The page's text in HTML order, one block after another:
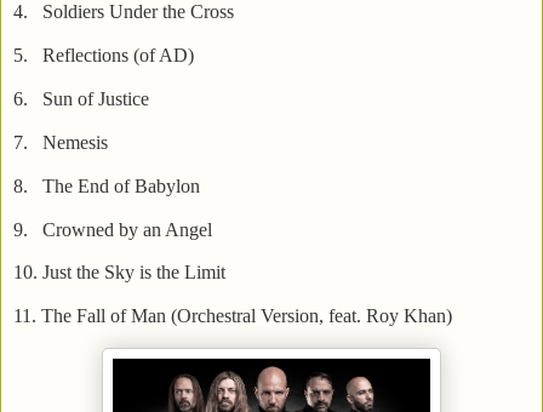
4. Soldiers Under the Cross
5. Reflections (of AD)
6. Sun of Justice
7. Nemesis
8. The End of Babylon
9. Crowned by an Angel
10. Just the Sky is the Limit
11. The Fall of Man (Orchestral Version, feat. Roy Khan)